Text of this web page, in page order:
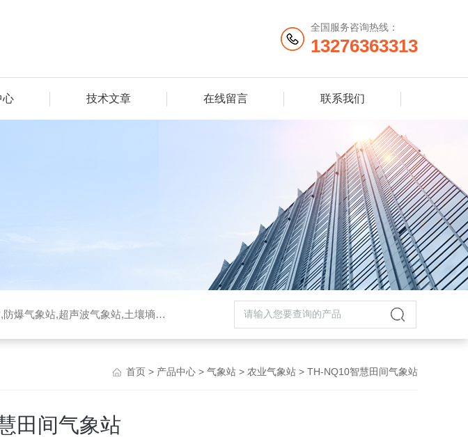
全国服务咨询热线：
13276363313
心 技术文章 在线留言 联系我们
波气象站,土壤墒情监测站,便携气象站
首页 > 产品中心 > 气象站 > 农业气象站 > TH-NQ10智慧田间气象站
田间气象站